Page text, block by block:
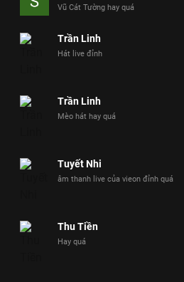
Vũ Cát Tường hay quá
Trần Linh
Hát live đỉnh
Trần Linh
Mèo hát hay quá
Tuyết Nhi
âm thanh live của vieon đỉnh quá
Thu Tiền
Hay quá